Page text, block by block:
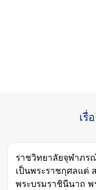
เรื่
ราชวิทยาลัยจุฬาภ
เป็นพระราชกุศลแด่
พระบรมราชินีนาถ